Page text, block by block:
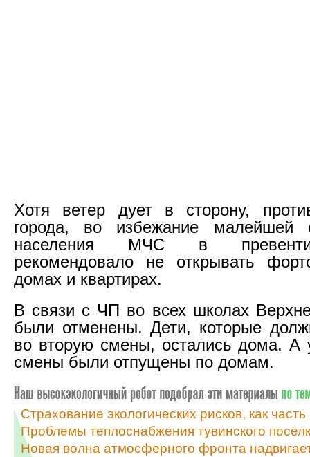
Хотя ветер дует в сторону,
города, во избежание малейшей
населения МЧС в
рекомендовало не открывать
домах и квартирах.
В связи с ЧП во всех школах
были отменены. Дети, которые
во вторую смены, остались дома. А
смены были отпущены по домам.
Страхование экологических рисков, как
Проблемы теплоснабжения тувинского
Новая волна атмосферного фронта